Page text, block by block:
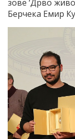
зове ‘Дрво
Берчека Емир